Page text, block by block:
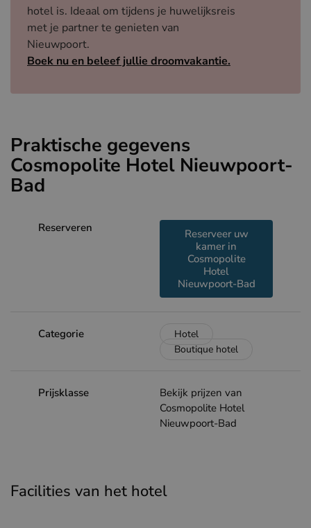
hotel is. Ideaal om tijdens je huwelijksreis
met je partner te genieten van
Nieuwpoort.
Boek nu en beleef jullie droomvakantie.
Praktische gegevens
Cosmopolite Hotel Nieuwpoort-
Bad
Reserveren
Reserveer uw
kamer in
Cosmopolite
Hotel
Nieuwpoort-Bad
Categorie
Hotel
Boutique hotel
Prijsklasse
Bekijk prijzen van
Cosmopolite Hotel
Nieuwpoort-Bad
Facilities van het hotel